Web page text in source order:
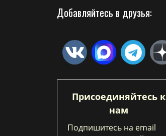
Добавляйтесь в друзья:
Присоединяйтесь к
нам
Подпишитесь на email